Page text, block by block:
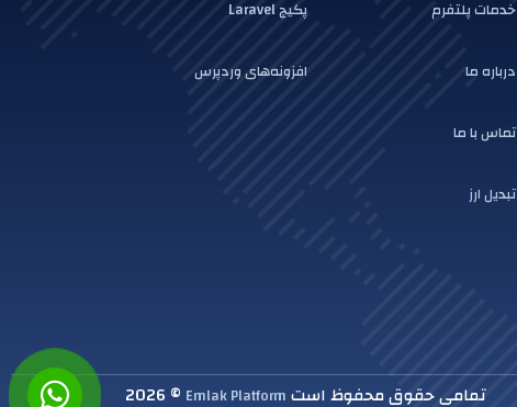
خدمات پلتفرم
درباره ما
تماس با ما
تبدیل ارز
پکیج Laravel
افزونه‌های وردپرس
تمامی حقوق محفوظ است Emlak Platform
© 2026